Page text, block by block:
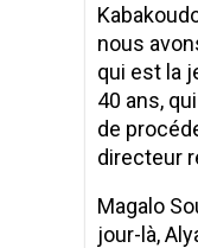
nous
qui est la
40 ans,
de
directeur
Magalo
jour-là,